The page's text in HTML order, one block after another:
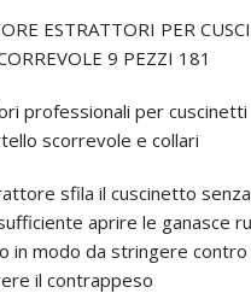
ESTRATTORI PER
9 PEZZI 181
professionali per cuscinetti
scorrevole e collari
sfila il cuscinetto
aprire le ganasce
in modo da stringere
il contrappeso